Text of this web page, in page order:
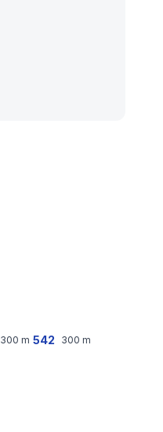
300 m 542 300 m